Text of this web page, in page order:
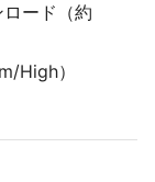
ード（約
High）